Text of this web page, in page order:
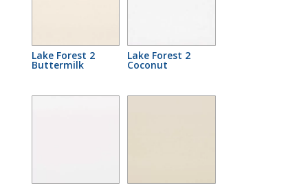
Lake Forest 2
Buttermilk
Lake Forest 2
Coconut